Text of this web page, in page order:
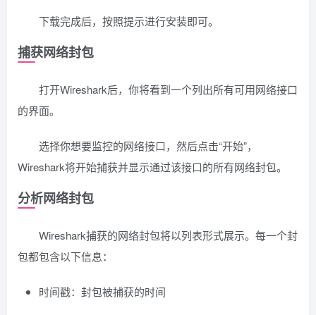
下载完成后，按照提示进行安装即可。
捕获网络封包
打开Wireshark后，你将看到一个列出所有可用网络接口
的界面。
选择你想要监控的网络接口，然后点击“开始”，
Wireshark将开始捕获并显示通过该接口的所有网络封包。
分析网络封包
Wireshark捕获的网络封包将以列表形式展示。每一个封
包都包含以下信息：
时间戳：封包被捕获的时间